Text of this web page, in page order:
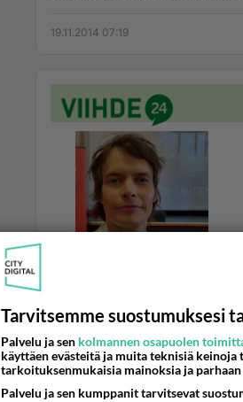
19.11.2014 07:19
KATRI YLANDER
Katsomo ja Ruutu
Tarvitsemme suostumuksesi
Palvelu ja sen kolmannen osapuolen
käyttäen evästeitä ja muita teknisiä
tarkoituksenmukaisia mainoksia ja
Palvelu ja sen kumppanit tarvitsevat